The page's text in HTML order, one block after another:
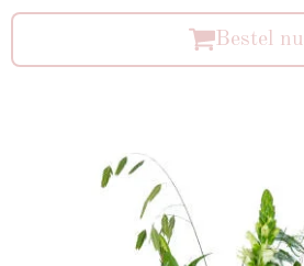
Bestel nu